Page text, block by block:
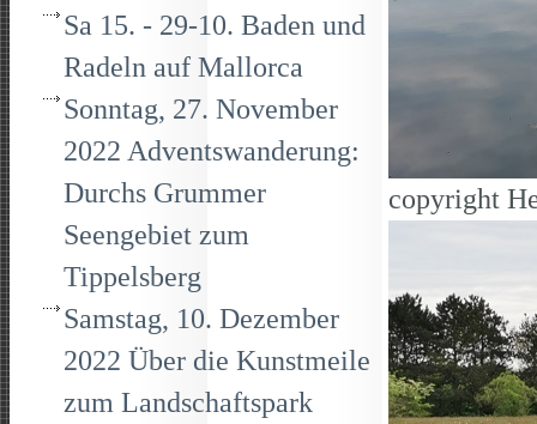
Sa 15. - 29-10. Baden und
Radeln auf Mallorca
Sonntag, 27. November
2022 Adventswanderung:
Durchs Grummer
Seengebiet zum
Tippelsberg
Samstag, 10. Dezember
2022 Über die Kunstmeile
zum Landschaftspark
copyright